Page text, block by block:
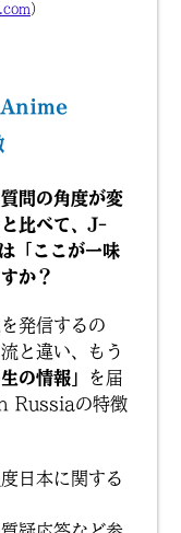
）
Anime
問の角度が変
比べて、J-
ここが一味
か？
発信するの
と違い、もう
の情報」
を届
Russiaの特徴
日本に関する